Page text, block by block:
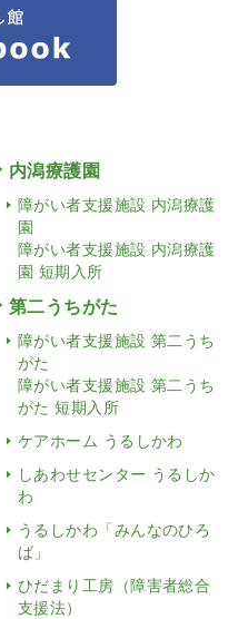
内潟療護園
障がい者支援施設 内潟療護
園
障がい者支援施設 内潟療護
園 短期入所
第二うちがた
障がい者支援施設 第二うち
がた
障がい者支援施設 第二うち
がた 短期入所
ケアホーム うるしかわ
しあわせセンター うるしか
わ
うるしかわ「みんなのひろ
ば」
ひだまり工房（障害者総合
支援法）